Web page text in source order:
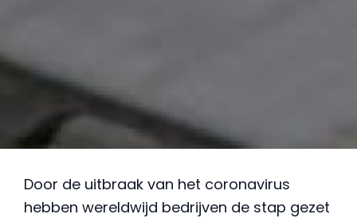
Door de uitbraak van het coronavirus
hebben wereldwijd bedrijven de stap gezet